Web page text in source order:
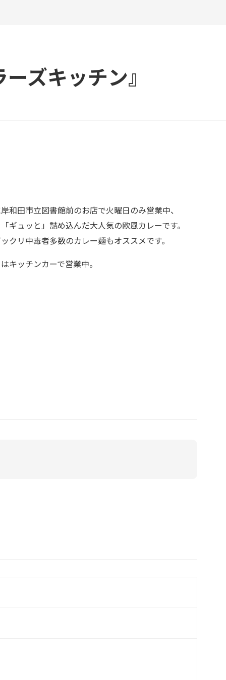
ズキッチン』
和田市立図書館前のお店で火曜日のみ営業中、
ギュッと」詰め込んだ大人気の欧風カレーです。
クリ中毒者多数のカレー麺もオススメです。
キッチンカーで営業中。